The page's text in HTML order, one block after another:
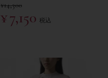
¥14,300
¥7,150 税込